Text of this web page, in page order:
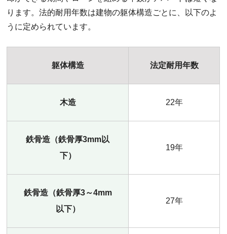
ります。法的耐用年数は建物の躯体構造ごとに、以下のよ
うに定められています。
躯体構造 法定耐用年数
木造 22年
鉄骨造（鉄骨厚3mm以
下）
19年
鉄骨造（鉄骨厚3～4mm
以下）
27年